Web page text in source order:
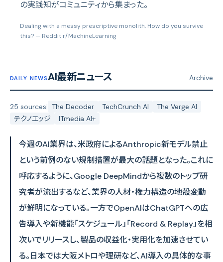
の実践知がコミュニティから集まった。
Dealing with a messy prescriptive monolith. How do you survive
this? — Reddit r/MachineLearning
DAILY NEWSAI最新ニュース Archive
25 sources| The Decoder TechCrunch AI
The Verge AI
テクノエッジ
ITmedia AI+
今週のAI業界は、米政府によるAnthropic新モデル禁止
という前例のない規制措置が最大の話題となった。これに
呼応するように、Google DeepMindから複数のトップ研
究者が流出するなど、業界の人材・権力構造の地殻変動
が鮮明になっている。一方でOpenAIはChatGPTへの広
告導入や新機能「スケジュール」「Record & Replay」を相
次いでリリースし、製品の収益化・実用化を加速させてい
る。日本では大阪メトロや理研など、AI導入の具体的な事